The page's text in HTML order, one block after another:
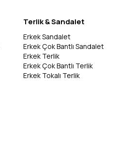
Terlik & Sandalet
Erkek Sandalet
Erkek Çok Bantlı Sandalet
Erkek Terlik
Erkek Çok Bantlı Terlik
Erkek Tokalı Terlik